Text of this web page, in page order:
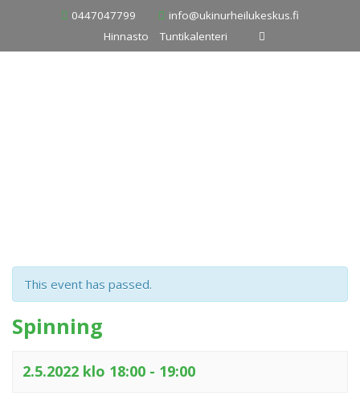
content
0447047799
info@ukinurheilukeskus.fi
Hinnasto
Tuntikalenteri
This event has passed.
Spinning
2.5.2022 klo 18:00 - 19:00